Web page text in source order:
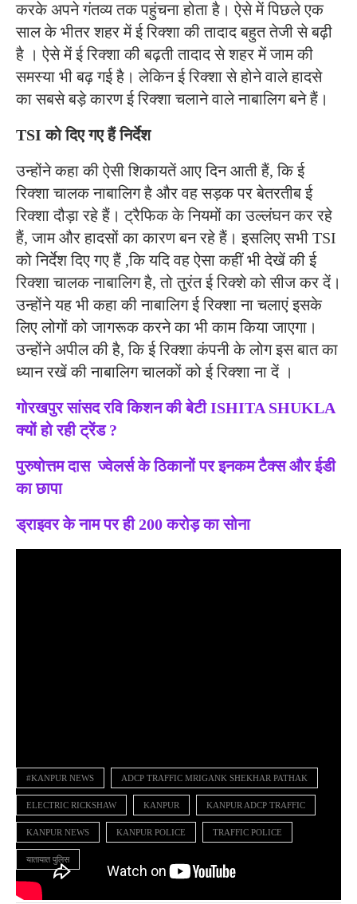
करके अपने गंतव्य तक पहुंचना होता है। ऐसे में पिछले एक
साल के भीतर शहर में ई रिक्शा की तादाद बहुत तेजी से बढ़ी
है । ऐसे में ई रिक्शा की बढ़ती तादाद से शहर में जाम की
समस्या भी बढ़ गई है। लेकिन ई रिक्शा से होने वाले हादसे
का सबसे बड़े कारण ई रिक्शा चलाने वाले नाबालिग बने हैं।
TSI को दिए गए हैं निर्देश
उन्होंने कहा की ऐसी शिकायतें आए दिन आती हैं, कि ई
रिक्शा चालक नाबालिग है और वह सड़क पर बेतरतीब ई
रिक्शा दौड़ा रहे हैं। ट्रैफिक के नियमों का उल्लंघन कर रहे
हैं, जाम और हादसों का कारण बन रहे हैं। इसलिए सभी TSI
को निर्देश दिए गए हैं ,कि यदि वह ऐसा कहीं भी देखें की ई
रिक्शा चालक नाबालिग है, तो तुरंत ई रिक्शे को सीज कर दें।
उन्होंने यह भी कहा की नाबालिग ई रिक्शा ना चलाएं इसके
लिए लोगों को जागरूक करने का भी काम किया जाएगा।
उन्होंने अपील की है, कि ई रिक्शा कंपनी के लोग इस बात का
ध्यान रखें की नाबालिग चालकों को ई रिक्शा ना दें ।
गोरखपुर सांसद रवि किशन की बेटी ISHITA SHUKLA
क्यों हो रही ट्रेंड ?
पुरुषोत्तम दास ज्वेलर्स के ठिकानों पर इनकम टैक्स और ईडी
का छापा
ड्राइवर के नाम पर ही 200 करोड़ का सोना
#KANPUR NEWS ADCP TRAFFIC MRIGANK SHEKHAR PATHAK
ELECTRIC RICKSHAW KANPUR KANPUR ADCP TRAFFIC
KANPUR NEWS KANPUR POLICE TRAFFIC POLICE
यातायात पुलिस